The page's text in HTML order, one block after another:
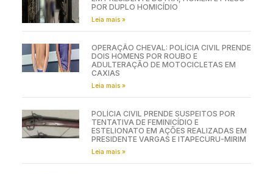
POR DUPLO HOMICÍDIO
Leia mais »
OPERAÇÃO CHEVAL: POLÍCIA CIVIL PRENDE
DOIS HOMENS POR ROUBO E
ADULTERAÇÃO DE MOTOCICLETAS EM
CAXIAS
Leia mais »
POLÍCIA CIVIL PRENDE SUSPEITOS POR
TENTATIVA DE FEMINICÍDIO E
ESTELIONATO EM AÇÕES REALIZADAS EM
PRESIDENTE VARGAS E ITAPECURU-MIRIM
Leia mais »